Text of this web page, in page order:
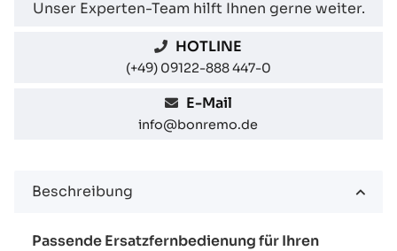
Unser Experten-Team hilft Ihnen gerne weiter.
HOTLINE
(+49) 09122-888 447-0
E-Mail
info@bonremo.de
Beschreibung
Passende Ersatzfernbedienung für Ihren